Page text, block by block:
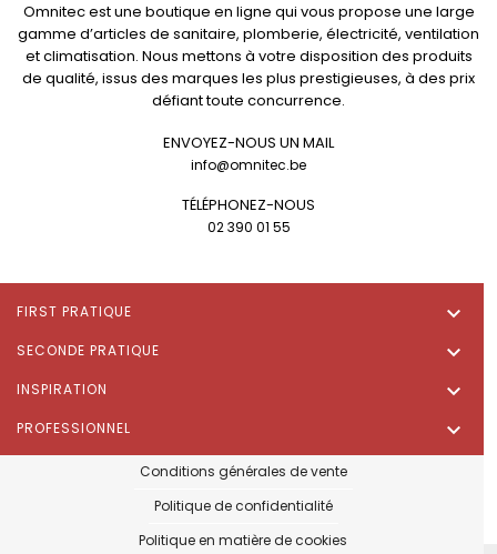
Omnitec est une boutique en ligne qui vous propose une large
gamme d’articles de sanitaire, plomberie, électricité, ventilation
et climatisation. Nous mettons à votre disposition des produits
de qualité, issus des marques les plus prestigieuses, à des prix
défiant toute concurrence.
ENVOYEZ-NOUS UN MAIL
info@omnitec.be
TÉLÉPHONEZ-NOUS
02 390 01 55
FIRST PRATIQUE 
SECONDE PRATIQUE 
INSPIRATION 
PROFESSIONNEL 
Conditions générales de vente
Politique de confidentialité
Politique en matière de cookies